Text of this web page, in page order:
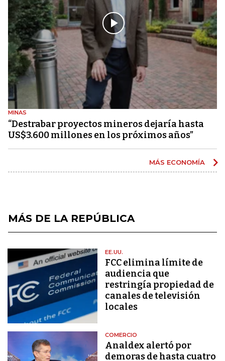
MINAS
“Destrabar proyectos mineros dejaría hasta
US$3.600 millones en los próximos años”
MÁS ECONOMÍA
MÁS DE LA REPÚBLICA
EE.UU.
FCC elimina límite de
audiencia que
restringía propiedad de
canales de televisión
locales
COMERCIO
Analdex alertó por
demoras de hasta cuatro